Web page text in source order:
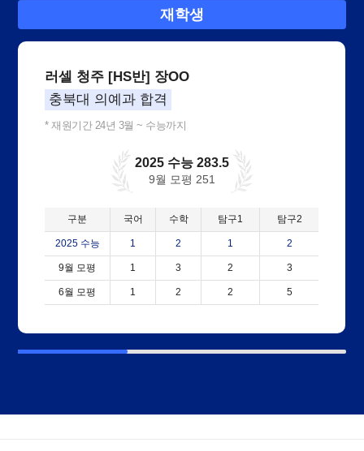
재학생
러셀 청주 [HS반] 장OO
충북대 의예과 합격
* 재원기간 24년 3월 ~ 수능까지
2025 수능 283.5
9월 모평 251
구분 국어 수학 탐구1 탐구2
2025 수능 1 2 1 2
9월 모평 1 3 2 3
6월 모평 1 2 2 5